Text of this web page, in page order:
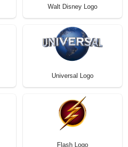
Walt Disney Logo
Universal Logo
Flash Logo